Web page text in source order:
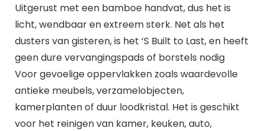
Uitgerust met een bamboe handvat, dus het is
licht, wendbaar en extreem sterk. Net als het
dusters van gisteren, is het ‘S Built to Last, en heeft
geen dure vervangingspads of borstels nodig
Voor gevoelige oppervlakken zoals waardevolle
antieke meubels, verzamelobjecten,
kamerplanten of duur loodkristal. Het is geschikt
voor het reinigen van kamer, keuken, auto,